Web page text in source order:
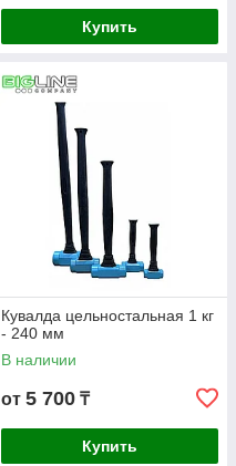
Купить
Кувалда цельностальная 1 кг
- 240 мм
В наличии
от 5 700 ₸
Купить